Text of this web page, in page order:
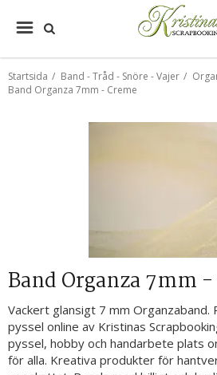
Startsida / Band - Tråd - Snöre - Vajer /
Band Organza 7mm - Creme
Band Organza 7mm
Vackert glansigt 7 mm
pyssel online av Kristinas
pyssel, hobby och handarbete plats
för alla. Kreativa produkter för